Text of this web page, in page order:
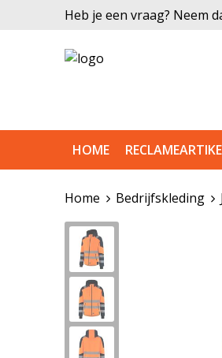
Heb je een vraag? Neem
HOME
Home Bedrijfskleding